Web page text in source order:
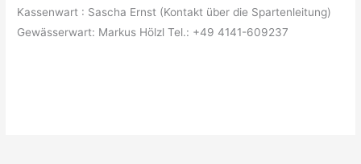
Kassenwart : Sascha Ernst (Kontakt über die Spartenleitung)
Gewässerwart: Markus Hölzl Tel.: +49 4141-609237